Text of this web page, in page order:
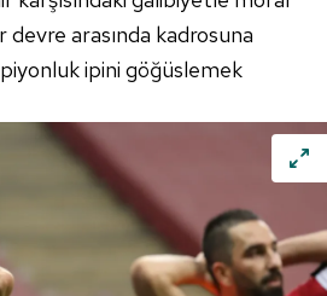
devre arasında kadrosuna
ipini göğüslemek